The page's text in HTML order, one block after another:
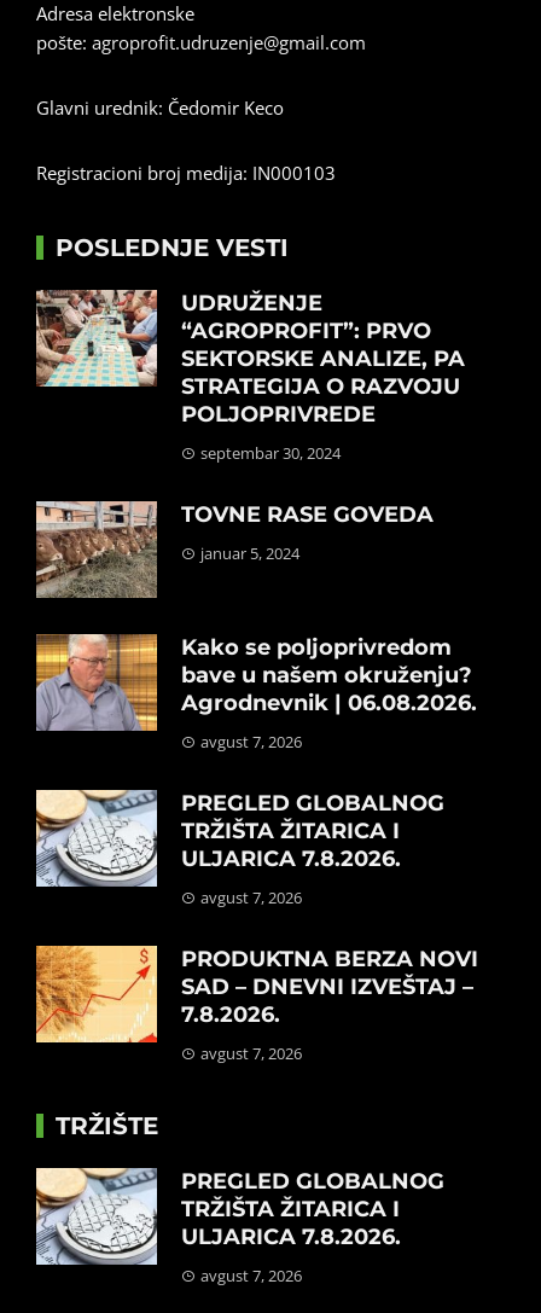
Adresa elektronske
pošte: agroprofit.udruzenje@gmail.com
Glavni urednik: Čedomir Keco
Registracioni broj medija: IN000103
POSLEDNJE VESTI
UDRUŽENJE
“AGROPROFIT”: PRVO
SEKTORSKE ANALIZE, PA
STRATEGIJA O RAZVOJU
POLJOPRIVREDE
septembar 30, 2024
TOVNE RASE GOVEDA
januar 5, 2024
Kako se poljoprivredom
bave u našem okruženju?
Agrodnevnik | 06.08.2026.
avgust 7, 2026
PREGLED GLOBALNOG
TRŽIŠTA ŽITARICA I
ULJARICA 7.8.2026.
avgust 7, 2026
PRODUKTNA BERZA NOVI
SAD – DNEVNI IZVEŠTAJ –
7.8.2026.
avgust 7, 2026
TRŽIŠTE
PREGLED GLOBALNOG
TRŽIŠTA ŽITARICA I
ULJARICA 7.8.2026.
avgust 7, 2026